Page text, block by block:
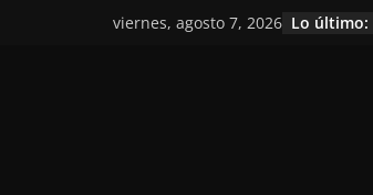
viernes, agosto 7, 2026 Lo último: